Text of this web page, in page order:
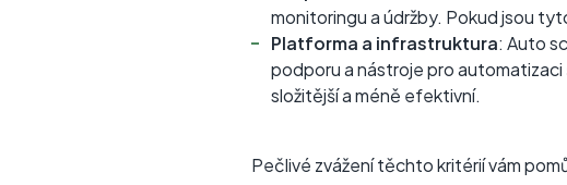
monitoringu a údržby. Pokud jsou
Platforma a infrastruktura: Auto
podporu a nástroje pro
složitější a méně efektivní.
Pečlivé zvážení těchto kritérií vám